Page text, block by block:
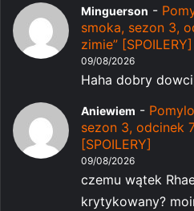
Minguerson -
smoka, sezon 3,
zimie” [SPOILERY]
09/08/2026
Haha dobry
Aniewiem -
sezon 3, odcinek
[SPOILERY]
09/08/2026
czemu wątek
krytykowany?